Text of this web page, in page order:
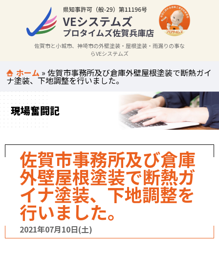
佐賀市と小城市、神埼市の外壁塗装・屋根塗装・雨漏りの事な
らVEシステムズ
ホーム »佐賀市事務所及び倉庫外壁屋根塗装で断熱ガイ
ナ塗装、下地調整を行いました。
現場奮闘記
佐賀市事務所及び倉庫
外壁屋根塗装で断熱ガ
イナ塗装、下地調整を
行いました。
2021年07月10日(土)